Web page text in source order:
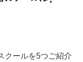
クールを5つご紹介